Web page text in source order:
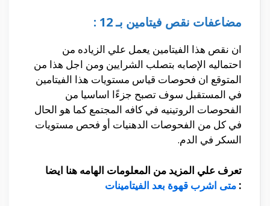
مضاعفات نقص فيتامين بـ 12 :
ان نقص هذا الفيتامين يعمل علي الزياده من
احتماليه الإصابه بتصلب الشرايين ومن اجل هذا من
المتوقع ان فحوصات قياس مستويات هذا الفيتامين
في المستقبل سوف تصبح جزءًا اساسيا من
الفحوصات الروتينيه في كافه المجتمع كما هو الحال
في كل من الفحوصات الدهنيات أو فحص مستويات
السكر في الدم.
تعرف علي المزيد من المعلومات الهامه هنا ايضا
: متى اشرب قهوة بعد الفيتامينات